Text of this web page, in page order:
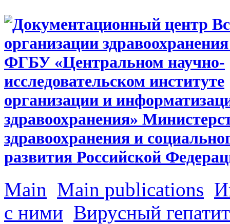
Main Main publications
с ними Вирусный гепатит